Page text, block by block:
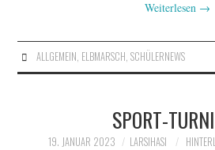
Weiterlesen →
ALLGEMEIN, ELBMARSCH, SCHÜLERNEWS
SPORT-
19. JANUAR 2023 LARSIHASI